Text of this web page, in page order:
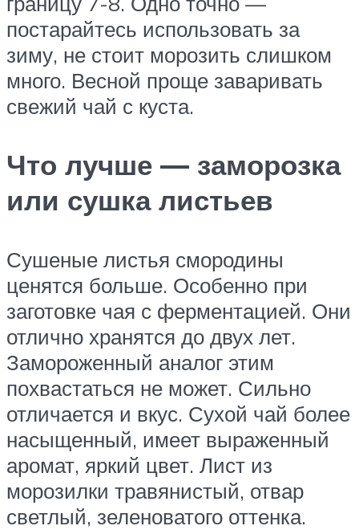
постарайтесь использовать за
зиму, не стоит морозить слишком
много. Весной проще заваривать
свежий чай с куста.
Что лучше — заморозка
или сушка листьев
Сушеные листья смородины
ценятся больше. Особенно при
заготовке чая с ферментацией. Они
отлично хранятся до двух лет.
Замороженный аналог этим
похвастаться не может. Сильно
отличается и вкус. Сухой чай более
насыщенный, имеет выраженный
аромат, яркий цвет. Лист из
морозилки травянистый, отвар
светлый, зеленоватого оттенка.